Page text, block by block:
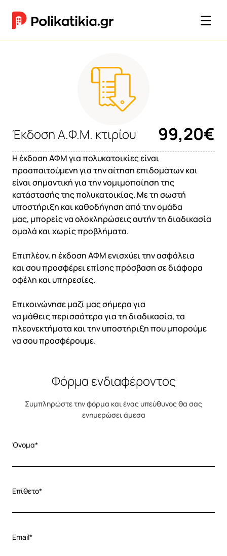
Έκδοση Α.Φ.Μ. κτιρίου 99,20€
Η έκδοση ΑΦΜ για πολυκατοικίες είναι
προαπαιτούμενη για την αίτηση επιδομάτων και
είναι σημαντική για την νομιμοποίηση της
κατάστασής της πολυκατοικίας. Με τη σωστή
υποστήριξη και καθοδήγηση από την ομάδα
μας, μπορείς να ολοκληρώσεις αυτήν τη διαδικασία
ομαλά και χωρίς προβλήματα.
Επιπλέον, η έκδοση ΑΦΜ ενισχύει την ασφάλεια
και σου προσφέρει επίσης πρόσβαση σε διάφορα
οφέλη και υπηρεσίες.
Επικοινώνησε μαζί μας σήμερα για
να μάθεις περισσότερα για τη διαδικασία, τα
πλεονεκτήματα και την υποστήριξη που μπορούμε
να σου προσφέρουμε.
Φόρμα ενδιαφέροντος
Συμπληρώστε την φόρμα και ένας υπεύθυνος θα σας
ενημερώσει άμεσα
Όνομα*
Επίθετο*
Email*